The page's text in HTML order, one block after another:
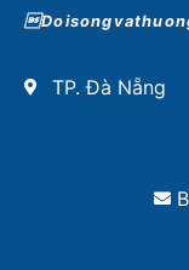
TP. Đà Nẵng